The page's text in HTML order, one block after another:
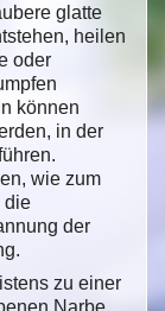
glatte
heilen
oder
können
in der
wie zum
die
der
zu einer
Narbe.